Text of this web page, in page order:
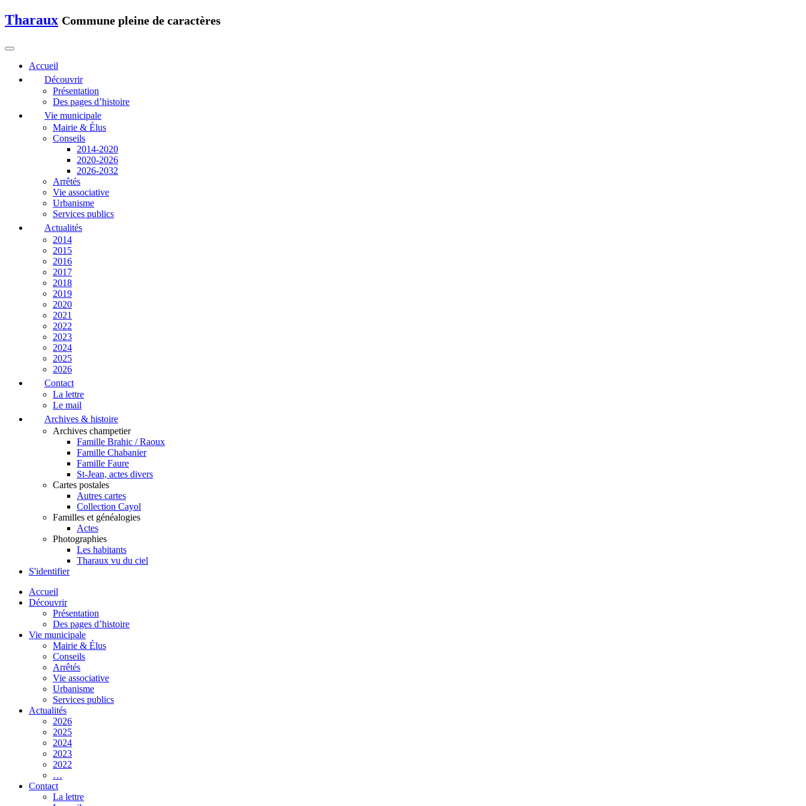
Tharaux Commune pleine de caractères
Accueil
Découvrir
Présentation
Des pages d’histoire
Vie municipale
Mairie & Élus
Conseils
2014-2020
2020-2026
2026-2032
Arrêtés
Vie associative
Urbanisme
Services publics
Actualités
2014
2015
2016
2017
2018
2019
2020
2021
2022
2023
2024
2025
2026
Contact
La lettre
Le mail
Archives & histoire
Archives champetier
Famille Brahic / Raoux
Famille Chabanier
Famille Faure
St-Jean, actes divers
Cartes postales
Autres cartes
Collection Cayol
Familles et généalogies
Actes
Photographies
Les habitants
Tharaux vu du ciel
S'identifier
Accueil
Découvrir
Présentation
Des pages d’histoire
Vie municipale
Mairie & Élus
Conseils
Arrêtés
Vie associative
Urbanisme
Services publics
Actualités
2026
2025
2024
2023
2022
…
Contact
La lettre